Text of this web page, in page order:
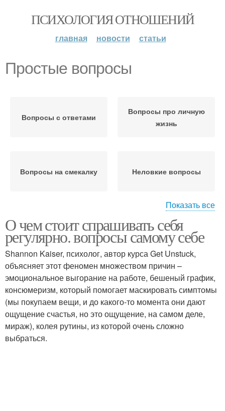
ПСИХОЛОГИЯ ОТНОШЕНИЙ
главная новости статьи
Простые вопросы
Вопросы с ответами
Вопросы про личную
жизнь
Вопросы на смекалку Неловкие вопросы
Вопросы для парочек Вопросы для пар
Интересные вопросы Игры с вопросами
Правильные вопросы
Показать все
О чем стоит спрашивать себя
регулярно. вопросы самому себе
Shannon Kaiser, психолог, автор курса Get Unstuck,
объясняет этот феномен множеством причин –
эмоциональное выгорание на работе, бешеный график,
консюмеризм, который помогает маскировать симптомы
(мы покупаем вещи, и до какого-то момента они дают
ощущение счастья, но это ощущение, на самом деле,
мираж), колея рутины, из которой очень сложно
выбраться.